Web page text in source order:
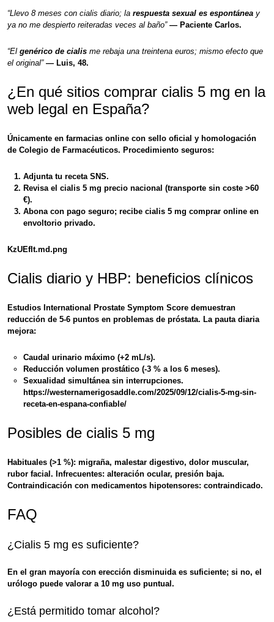
“Llevo 8 meses con cialis diario; larespuesta sexual es espontánea y
ya no me despierto reiteradas veces al baño”— Paciente Carlos.
“Elgenérico de cialis me rebaja una treintena euros; mismo efecto que
el original”— Luis, 48.
¿En qué sitios comprar cialis 5 mg en la
web legal en España?
Únicamente en farmacias online con sello oficial y homologación
de Colegio de Farmacéuticos. Procedimiento seguros:
Adjunta tu receta SNS.
Revisa elcialis 5 mg precio nacional (transporte sin coste >60
€).
Abona con pago seguro; recibecialis 5 mg comprar online en
envoltorio privado.
KzUEfIt.md.png
Cialis diario y HBP: beneficios clínicos
Estudios International Prostate Symptom Score demuestran
reducción de 5-6 puntos en problemas de próstata. Lapauta diaria
mejora:
Caudal urinario máximo (+2 mL/s).
Reducción volumen prostático (-3 % a los 6 meses).
Sexualidad simultánea sin interrupciones.
https://westernamerigosaddle.com/2025/09/12/cialis-5-mg-sin-
receta-en-espana-confiable/
Posibles de cialis 5 mg
Habituales (>1 %):migraña, malestar digestivo, dolor muscular,
rubor facial. Infrecuentes: alteración ocular, presión baja.
Contraindicación con medicamentos hipotensores:contraindicado.
FAQ
¿Cialis 5 mg es suficiente?
En elgran mayoría con erección disminuida es suficiente; si no, el
urólogo puede valorar a 10 mg uso puntual.
¿Está permitido tomar alcohol?